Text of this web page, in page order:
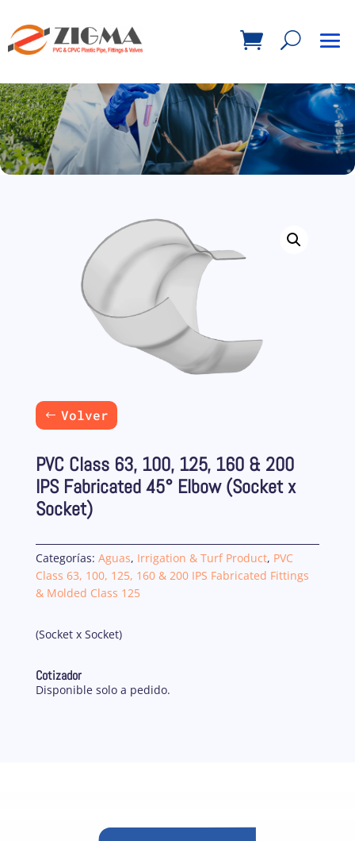
Volver
PVC Class 63, 100, 125, 160 & 200
IPS Fabricated 45° Elbow (Socket x
Socket)
Categorías: Aguas, Irrigation & Turf Product, PVC
Class 63, 100, 125, 160 & 200 IPS Fabricated Fittings
& Molded Class 125
(Socket x Socket)
Cotizador
Disponible solo a pedido.